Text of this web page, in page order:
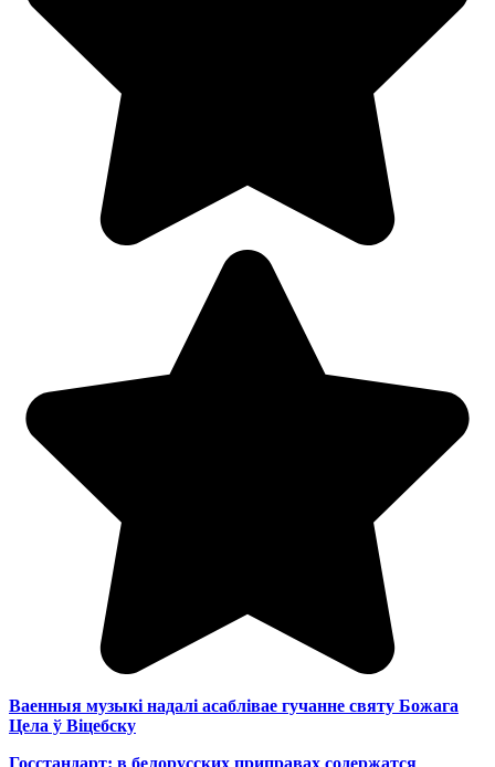
Ваенныя музыкі надалі асаблівае гучанне святу Божага
Цела ў Віцебску
Госстандарт: в белорусских приправах содержатся